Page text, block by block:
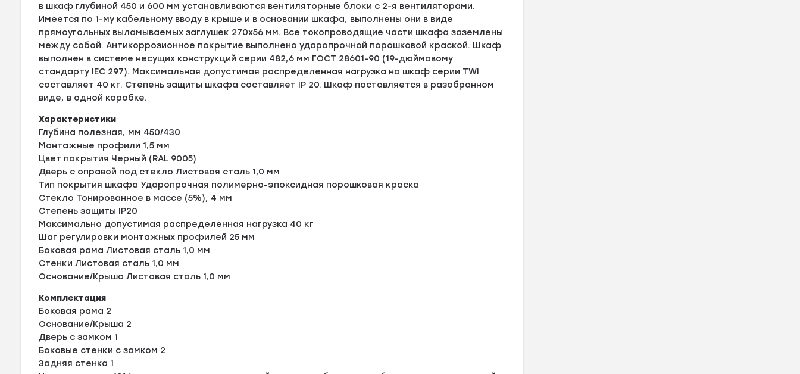
в шкаф глубиной 450 и 600 мм устанавливаются вентиляторные блоки с 2-я вентиляторами.
Имеется по 1-му кабельному вводу в крыше и в основании шкафа, выполнены они в виде
прямоугольных выламываемых заглушек 270х56 мм. Все токопроводящие части шкафа заземлены
между собой. Антикоррозионное покрытие выполнено ударопрочной порошковой краской. Шкаф
выполнен в системе несущих конструкций серии 482,6 мм ГОСТ 28601-90 (19-дюймовому
стандарту IEC 297). Максимальная допустимая распределенная нагрузка на шкаф серии TWI
составляет 40 кг. Степень защиты шкафа составляет IP 20. Шкаф поставляется в разобранном
виде, в одной коробке.
Характеристики
Глубина полезная, мм 450/430
Монтажные профили 1,5 мм
Цвет покрытия Черный (RAL 9005)
Дверь с оправой под стекло Листовая сталь 1,0 мм
Тип покрытия шкафа Ударопрочная полимерно-эпоксидная порошковая краска
Стекло Тонированное в массе (5%), 4 мм
Степень защиты IP20
Максимально допустимая распределенная нагрузка 40 кг
Шаг регулировки монтажных профилей 25 мм
Боковая рама Листовая сталь 1,0 мм
Стенки Листовая сталь 1,0 мм
Основание/Крыша Листовая сталь 1,0 мм
Комплектация
Боковая рама 2
Основание/Крыша 2
Дверь с замком 1
Боковые стенки с замком 2
Задняя стенка 1